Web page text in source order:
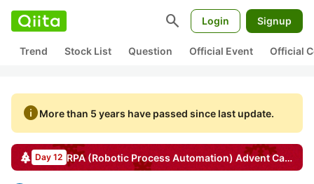
search Login Signup
Trend Stock List Question Official Event Official
infoMore than 5 years have passed since last update.
Day 12 RPA (Robotic Process Automation) Advent Calendar